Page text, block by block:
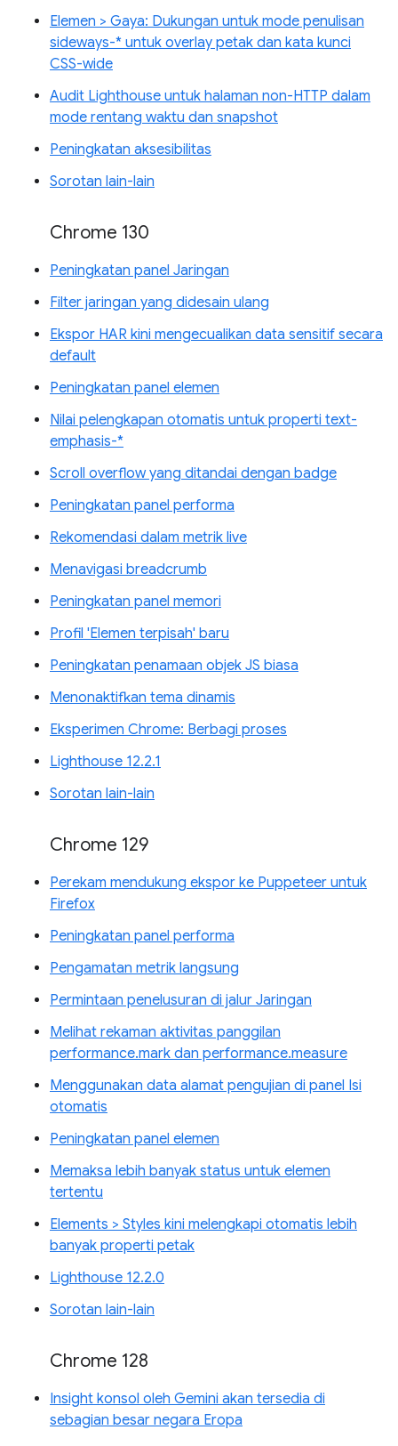
Elemen > Gaya: Dukungan untuk mode penulisan
sideways-* untuk overlay petak dan kata kunci
CSS-wide
Audit Lighthouse untuk halaman non-HTTP dalam
mode rentang waktu dan snapshot
Peningkatan aksesibilitas
Sorotan lain-lain
Chrome 130
Peningkatan panel Jaringan
Filter jaringan yang didesain ulang
Ekspor HAR kini mengecualikan data sensitif secara
default
Peningkatan panel elemen
Nilai pelengkapan otomatis untuk properti text-
emphasis-*
Scroll overflow yang ditandai dengan badge
Peningkatan panel performa
Rekomendasi dalam metrik live
Menavigasi breadcrumb
Peningkatan panel memori
Profil 'Elemen terpisah' baru
Peningkatan penamaan objek JS biasa
Menonaktifkan tema dinamis
Eksperimen Chrome: Berbagi proses
Lighthouse 12.2.1
Sorotan lain-lain
Chrome 129
Perekam mendukung ekspor ke Puppeteer untuk
Firefox
Peningkatan panel performa
Pengamatan metrik langsung
Permintaan penelusuran di jalur Jaringan
Melihat rekaman aktivitas panggilan
performance.mark dan performance.measure
Menggunakan data alamat pengujian di panel Isi
otomatis
Peningkatan panel elemen
Memaksa lebih banyak status untuk elemen
tertentu
Elements > Styles kini melengkapi otomatis lebih
banyak properti petak
Lighthouse 12.2.0
Sorotan lain-lain
Chrome 128
Insight konsol oleh Gemini akan tersedia di
sebagian besar negara Eropa